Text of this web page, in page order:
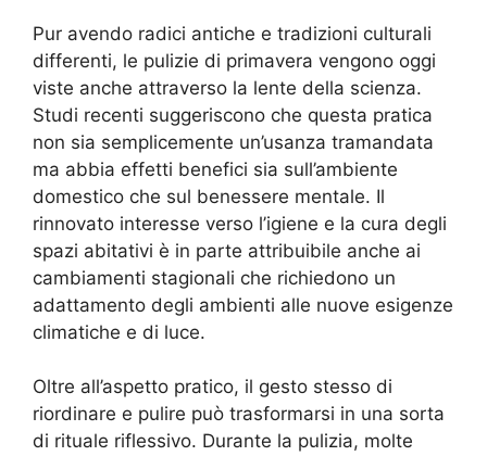
Pur avendo radici antiche e tradizioni culturali
differenti, le pulizie di primavera vengono oggi
viste anche attraverso la lente della scienza.
Studi recenti suggeriscono che questa pratica
non sia semplicemente un’usanza tramandata
ma abbia effetti benefici sia sull’ambiente
domestico che sul benessere mentale. Il
rinnovato interesse verso l’igiene e la cura degli
spazi abitativi è in parte attribuibile anche ai
cambiamenti stagionali che richiedono un
adattamento degli ambienti alle nuove esigenze
climatiche e di luce.
Oltre all’aspetto pratico, il gesto stesso di
riordinare e pulire può trasformarsi in una sorta
di rituale riflessivo. Durante la pulizia, molte